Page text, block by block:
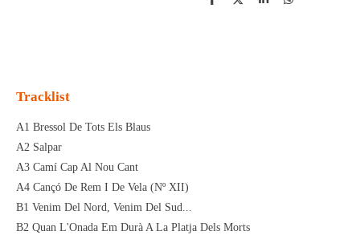
D
D
S
D
Tracklist
A1 Bressol De Tots Els Blaus
A2 Salpar
A3 Camí Cap Al Nou Cant
A4 Cançó De Rem I De Vela (Nº XII)
B1 Venim Del Nord, Venim Del Sud...
B2 Quan L'Onada Em Durà A La Platja Dels Morts